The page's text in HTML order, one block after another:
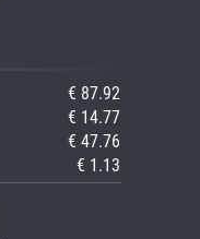
€ 87.92
€ 14.77
€ 47.76
€ 1.13